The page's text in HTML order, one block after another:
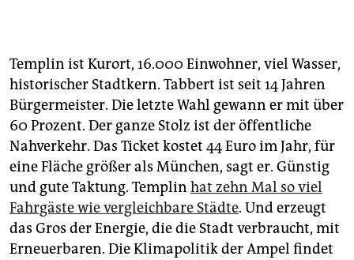
Templin ist Kurort, 16.000 Einwohner, viel Wasser,
historischer Stadtkern. Tabbert ist seit 14 Jahren
Bürgermeister. Die letzte Wahl gewann er mit über
60 Prozent. Der ganze Stolz ist der öffentliche
Nahverkehr. Das Ticket kostet 44 Euro im Jahr, für
eine Fläche größer als München, sagt er. Günstig
und gute Taktung. Templin hat zehn Mal so viel
Fahrgäste wie vergleichbare Städte. Und erzeugt
das Gros der Energie, die die Stadt verbraucht, mit
Erneuerbaren. Die Klimapolitik der Ampel findet